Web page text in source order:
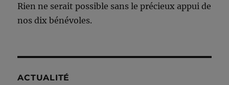
Rien ne serait possible sans le précieux appui de
nos dix bénévoles.
ACTUALITÉ